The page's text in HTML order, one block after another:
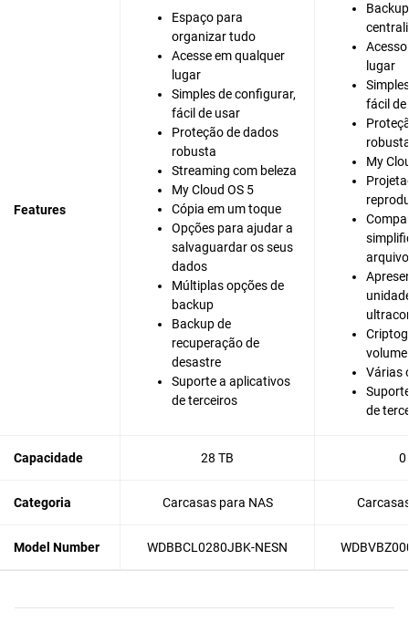
Features
Espaço para
organizar tudo
Acesse em qualquer
lugar
Simples de configurar,
fácil de usar
Proteção de dados
robusta
Streaming com beleza
My Cloud OS 5
Cópia em um toque
Opções para ajudar a
salvaguardar os seus
dados
Múltiplas opções de
backup
Backup de
recuperação de
desastre
Suporte a aplicativos
de terceiros
lugar
fácil
My
volume
Várias
de
Capacidade 28 TB 0
Categoria Carcasas para NAS
Model Number WDBBCL0280JBK-NESN